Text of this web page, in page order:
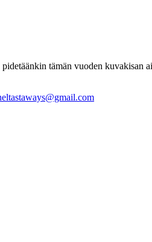
tämän vuoden kuvakisan